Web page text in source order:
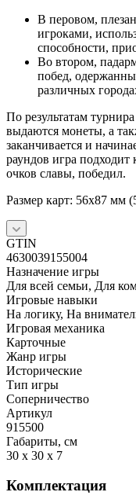
В перовом,
игроками,
способности,
Во втором,
побед,
различных
По результатам
выдаются монеты, а
заканчивается и
раундов игра
очков славы, победил.
Размер карт: 56x87 мм
GTIN
4630039155004
Назначение игры
Для всей семьи, Для
Игровые навыки
На логику, На
Игровая механика
Карточные
Жанр игры
Исторические
Тип игры
Соперничество
Артикул
915500
Габариты, см
30 x 30 x 7
Комплектация